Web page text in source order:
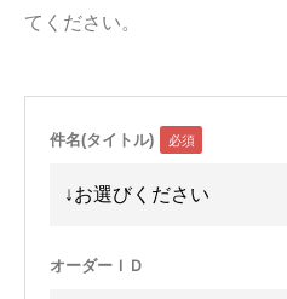
カテゴリから探す
お買い物ガイド
International Shipping
てください。
件名(タイトル)
オーダーＩＤ